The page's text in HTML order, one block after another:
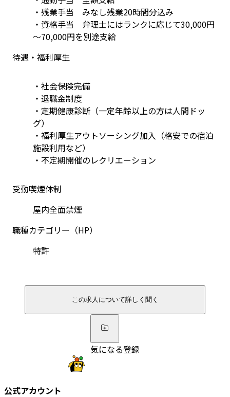
・残業手当　みなし残業20時間分込み
・資格手当　弁理士にはランクに応じて30,000円
～70,000円を別途支給
待遇・福利厚生
・社会保険完備
・退職金制度
・定期健康診断（一定年齢以上の方は人間ドッ
グ）
・福利厚生アウトソーシング加入（格安での宿泊
施設利用など）
・不定期開催のレクリエーション
受動喫煙体制
屋内全面禁煙
職種カテゴリー（HP）
特許
この求人について詳しく聞く
気になる登録
公式アカウント